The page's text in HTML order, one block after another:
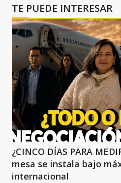
TE PUEDE INTERESAR
¿CINCO DÍAS PARA
mesa se instala bajo
internacional